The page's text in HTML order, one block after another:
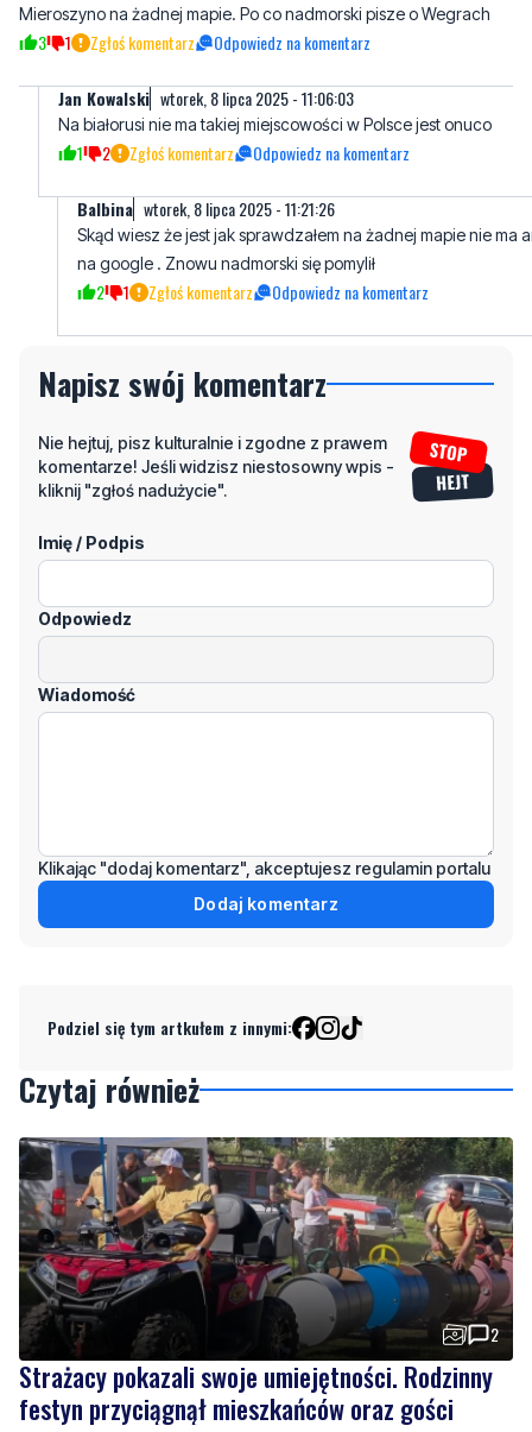
Jan Kowalski wtorek, 8 lipca 2025 - 11:06:03
Na białorusi nie ma takiej miejscowości w Polsce jest onuco
Balbina wtorek, 8 lipca 2025 - 11:21:26
Skąd wiesz że jest jak sprawdzałem na żadnej mapie nie ma
2 1 Zgłoś komentarz Odpowiedz na komentarz
Napisz swój komentarz
komentarze! Jeśli widzisz niestosowny wpis -
kliknij "zgłoś nadużycie".
Imię / Podpis
Odpowiedz
Wiadomość
2
Strażacy pokazali swoje umiejętności. Rodzinny
festyn przyciągnął mieszkańców oraz gości